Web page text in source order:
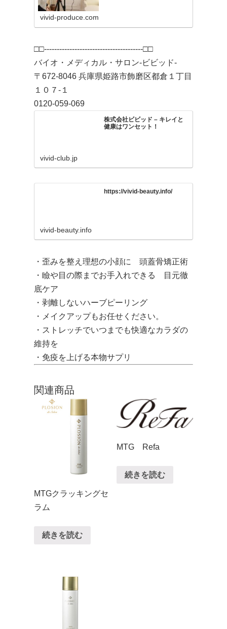
vivid-produce.com
□□---------------------------------------□□
バイオ・メディカル・サロン-ビビッド-
〒672-8046 兵庫県姫路市飾磨区都倉１丁目
１０７-１
0120-059-069
株式会社ビビッド – キレイと
健康はワンセット！
vivid-club.jp
https://vivid-beauty.info/
vivid-beauty.info
・歪みを整え理想の小顔に 頭蓋骨矯正術
・瞼や目の際までお手入れできる 目元徹
底ケア
・剥離しないハーブピーリング
・メイクアップもお任せください。
・ストレッチでいつまでも快適なカラダの
維持を
・免疫を上げる本物サプリ
関連商品
MTGクラッキングセ
ラム
続きを読む
MTG Refa
続きを読む